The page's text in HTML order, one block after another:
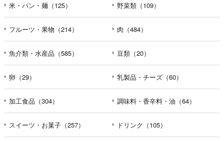
米・パン・麺（125） 野菜類（109）
フルーツ・果物（214） 肉（484）
魚介類・水産品（585） 豆類（20）
卵（29） 乳製品・チーズ（60）
加工食品（304） 調味料・香辛料・油（64）
スイーツ・お菓子（257） ドリンク（105）